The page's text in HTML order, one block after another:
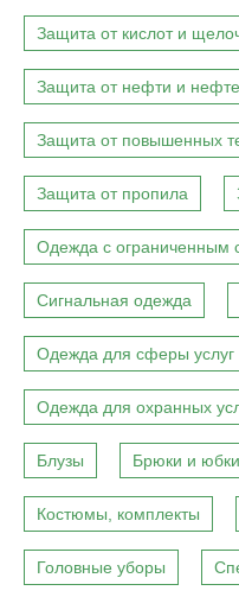
Защита от кислот и
Защита от нефти и
Защита от повышенных
Защита от пропила
Одежда с ограниченным
Сигнальная одежда
Одежда для сферы услуг
Одежда для охранных
Блузы Брюки и юбки
Костюмы, комплекты
Головные уборы